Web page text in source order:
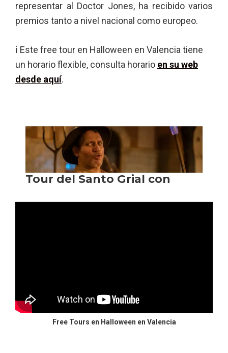
representar al Doctor Jones, ha recibido varios
premios tanto a nivel nacional como europeo.
ℹ Este free tour en Halloween en Valencia tiene
un horario flexible, consulta horario en su web
desde aquí.
Free Tours en Halloween en Valencia